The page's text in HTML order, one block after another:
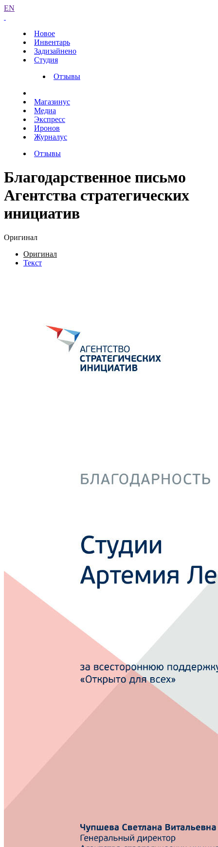
EN
Новое
Инвентарь
Задизайнено
Студия
Отзывы
Магазинус
Медиа
Экспресс
Иронов
Журналус
Отзывы
Благодарственное письмо
Агентства стратегических
инициатив
Оригинал
Оригинал
Текст